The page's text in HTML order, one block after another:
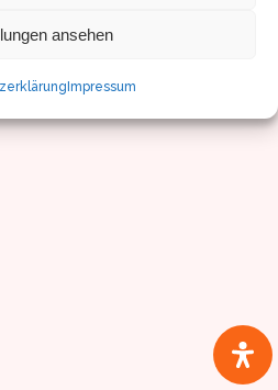
ansehen
Impressum